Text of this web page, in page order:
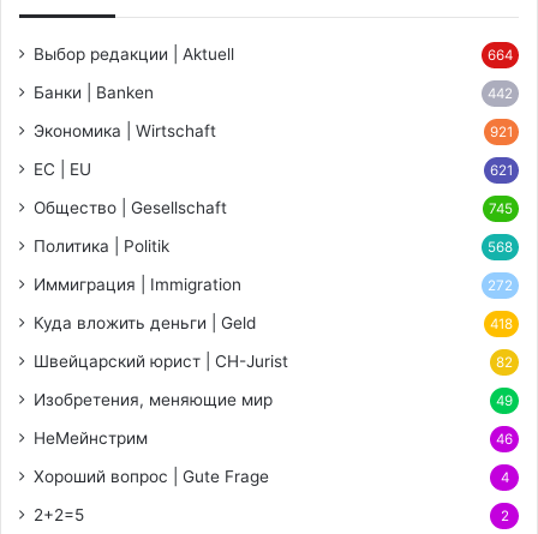
Выбор редакции | Aktuell 664
Банки | Banken 442
Экономика | Wirtschaft 921
ЕС | EU 621
Общество | Gesellschaft 745
Политика | Politik 568
Иммиграция | Immigration 272
Куда вложить деньги | Geld 418
Швейцарский юрист | CH-Jurist 82
Изобретения, меняющие мир 49
НеМейнстрим 46
Хороший вопрос | Gute Frage 4
2+2=5 2